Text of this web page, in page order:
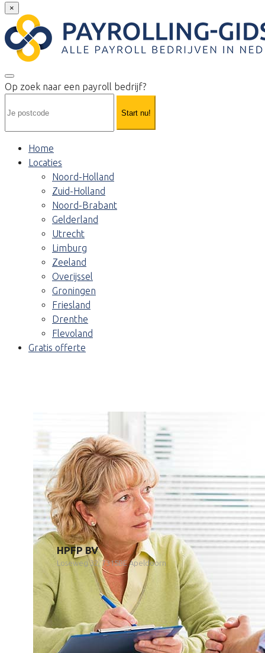
×
Op zoek naar een payroll bedrijf?
Start nu!
Home
Locaties
Noord-Holland
Zuid-Holland
Noord-Brabant
Gelderland
Utrecht
Limburg
Zeeland
Overijssel
Groningen
Friesland
Drenthe
Flevoland
Gratis offerte
HPFP BV
Loseweg 32, 7315BE Apeldoorn